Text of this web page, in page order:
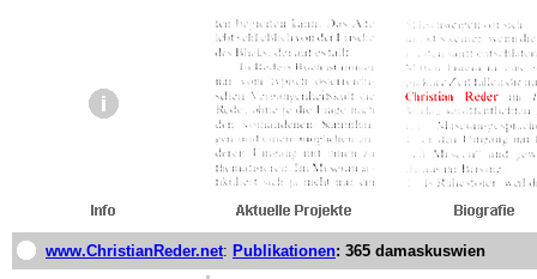
www.ChristianReder.net: Publikationen: 365 damaskuswien